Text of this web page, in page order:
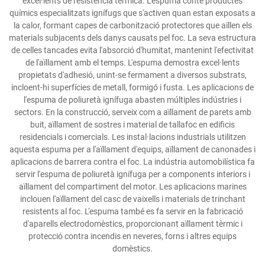
químics especialitzats ignífugs que s'activen quan estan exposats a
la calor, formant capes de carbonització protectores que aïllen els
materials subjacents dels danys causats pel foc. La seva estructura
de celles tancades evita l'absorció d'humitat, mantenint l'efectivitat
de l'aïllament amb el temps. L'espuma demostra excel·lents
propietats d'adhesió, unint-se fermament a diversos substrats,
incloent-hi superfícies de metall, formigó i fusta. Les aplicacions de
l'espuma de poliuretà ignífuga abasten múltiples indústries i
sectors. En la construcció, serveix com a aïllament de parets amb
buit, aïllament de sostres i material de tallafoc en edificis
residencials i comercials. Les instal·lacions industrials utilitzen
aquesta espuma per a l'aïllament d'equips, aïllament de canonades i
aplicacions de barrera contra el foc. La indústria automobilística fa
servir l'espuma de poliuretà ignífuga per a components interiors i
aïllament del compartiment del motor. Les aplicacions marines
inclouen l'aïllament del casc de vaixells i materials de trinchant
resistents al foc. L'espuma també es fa servir en la fabricació
d'aparells electrodomèstics, proporcionant aïllament tèrmic i
protecció contra incendis en neveres, forns i altres equips
domèstics.